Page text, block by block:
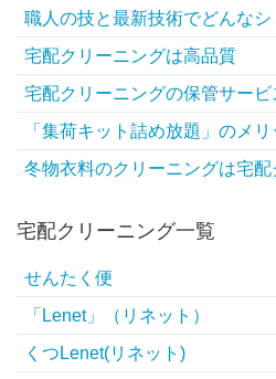
職人の技と最新技術でどんな
宅配クリーニングは高品質
宅配クリーニングの保管サービ
「集荷キット詰め放題」のメ
冬物衣料のクリーニングは宅
宅配クリーニング一覧
せんたく便
「Lenet」（リネット）
くつLenet(リネット)